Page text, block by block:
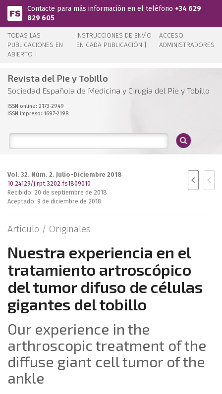
Pasar al contenido principal
Contacte para más información en el teléfono +34 629
829 605
TODAS LAS
PUBLICACIONES EN
ABIERTO |
INSTRUCCIONES DE ENVÍO
EN CADA PUBLICACIÓN |
ACCESO
ADMINISTRADORES
Revista del Pie y Tobillo
Sociedad Española de Medicina y Cirugía del Pie y Tobillo
ISSN online: 2173-2949
ISSN impreso: 1697-2198
Vol. 32. Núm. 2. Julio-Diciembre 2018
10.24129/j.rpt.3202.fs1809010
Recibido: 20 de septiembre de 2018
Aceptado: 9 de diciembre de 2018
Artículo / Originales
Nuestra experiencia en el
tratamiento artroscópico
del tumor difuso de células
gigantes del tobillo
Our experience in the
arthroscopic treatment of the
diffuse giant cell tumor of the
ankle